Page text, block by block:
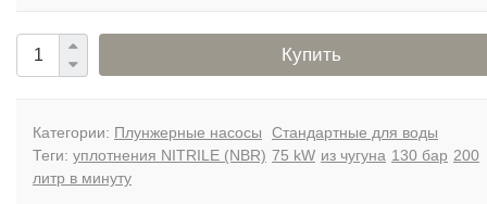
Купить
Категории: Плунжерные насосы
Стандартные для воды
Теги: уплотнения NITRILE (NBR) 75 kW из чугуна 130 бар 200
литр в минуту